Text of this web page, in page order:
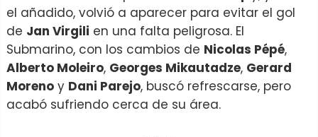
el añadido, volvió a aparecer para evitar el gol
de Jan Virgili en una falta peligrosa. El
Submarino, con los cambios de Nicolas Pépé,
Alberto Moleiro, Georges Mikautadze, Gerard
Moreno y Dani Parejo, buscó refrescarse, pero
acabó sufriendo cerca de su área.